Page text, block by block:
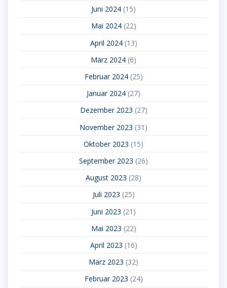
Juni 2024 (15)
Mai 2024(22)
April 2024(13)
März 2024 (6)
Februar 2024(25)
Januar 2024 (27)
Dezember 2023 (27)
November 2023 (31)
Oktober 2023 (15)
September 2023 (26)
August 2023 (28)
Juli 2023 (25)
Juni 2023 (21)
Mai 2023 (22)
April 2023 (16)
März 2023 (32)
Februar 2023 (24)